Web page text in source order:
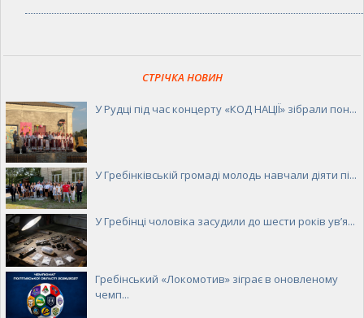
СТРІЧКА НОВИН
У Рудці під час концерту «КОД НАЦІЇ» зібрали пон...
У Гребінківській громаді молодь навчали діяти пі...
У Гребінці чоловіка засудили до шести років ув’я...
Гребінський «Локомотив» зіграє в оновленому
чемп...